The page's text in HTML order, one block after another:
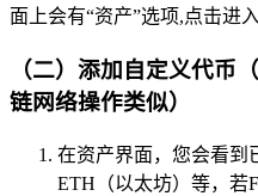
面上会有“资产”选项,点击进
（二）添加自定义代币
链网络操作类似）
在资产界面，您会看到
ETH（以太坊）等，若